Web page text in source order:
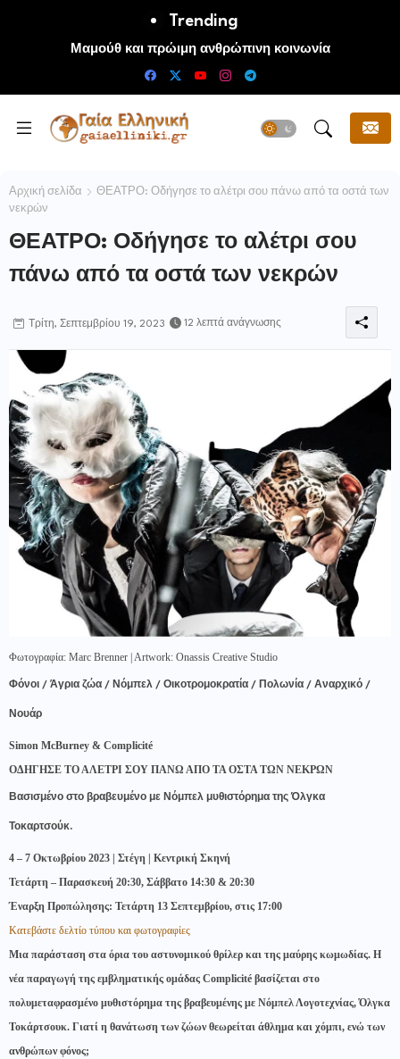
Trending
Μαμούθ και πρώιμη ανθρώπινη κοινωνία
Αρχική σελίδα
ΘΕΑΤΡΟ: Οδήγησε το αλέτρι σου πάνω από τα οστά των
νεκρών
ΘΕΑΤΡΟ: Οδήγησε το αλέτρι σου
πάνω από τα οστά των νεκρών
Τρίτη, Σεπτεμβρίου 19, 2023 12 λεπτά ανάγνωσης
Φωτογραφία: Marc Brenner | Artwork: Onassis Creative Studio
Φόνοι / Άγρια ζώα / Νόμπελ / Οικοτρομοκρατία / Πολωνία / Αναρχικό /
Νουάρ
Simon McBurney & Complicité
ΟΔΗΓΗΣΕ ΤΟ ΑΛΕΤΡΙ ΣΟΥ ΠΑΝΩ ΑΠΟ ΤΑ ΟΣΤΑ ΤΩΝ ΝΕΚΡΩΝ
Βασισμένο στο βραβευμένο με Νόμπελ μυθιστόρημα της Όλγκα
Τοκαρτσούκ.
4 – 7 Οκτωβρίου 2023 | Στέγη | Κεντρική Σκηνή
Τετάρτη – Παρασκευή 20:30, Σάββατο 14:30 & 20:30
Έναρξη Προπώλησης: Τετάρτη 13 Σεπτεμβρίου, στις 17:00
Κατεβάστε δελτίο τύπου και φωτογραφίες
Μια παράσταση στα όρια του αστυνομικού θρίλερ και της μαύρης κωμωδίας. Η
νέα παραγωγή της εμβληματικής ομάδας Complicité βασίζεται στο
πολυμεταφρασμένο μυθιστόρημα της βραβευμένης με Νόμπελ Λογοτεχνίας, Όλγκα
Τοκάρτσουκ. Γιατί η θανάτωση των ζώων θεωρείται άθλημα και χόμπι, ενώ των
ανθρώπων φόνος;